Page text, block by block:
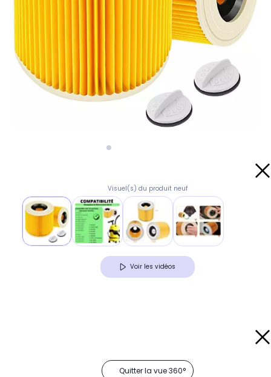
Visuel(s) du produit neuf
Voir les vidéos
Quitter la vue 360°